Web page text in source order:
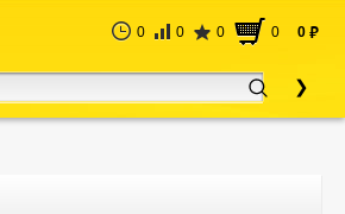
0 0 0 0 0 руб